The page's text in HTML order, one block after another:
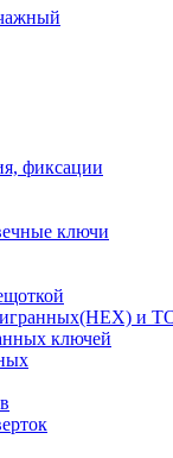
фиксации
ключи
и
ключей